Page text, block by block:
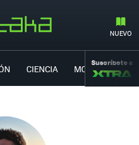
NUEVO
CIENCIA MOVILIDAD
Suscríbete a